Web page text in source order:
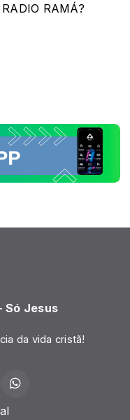
RAMÁ?
Só Jesus
da vida cristã!